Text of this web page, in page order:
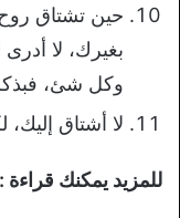
حين تشتاق
بغيرك، لا
وكل شئ،
لا أشتاق
للمزيد يمكنك قراءة :